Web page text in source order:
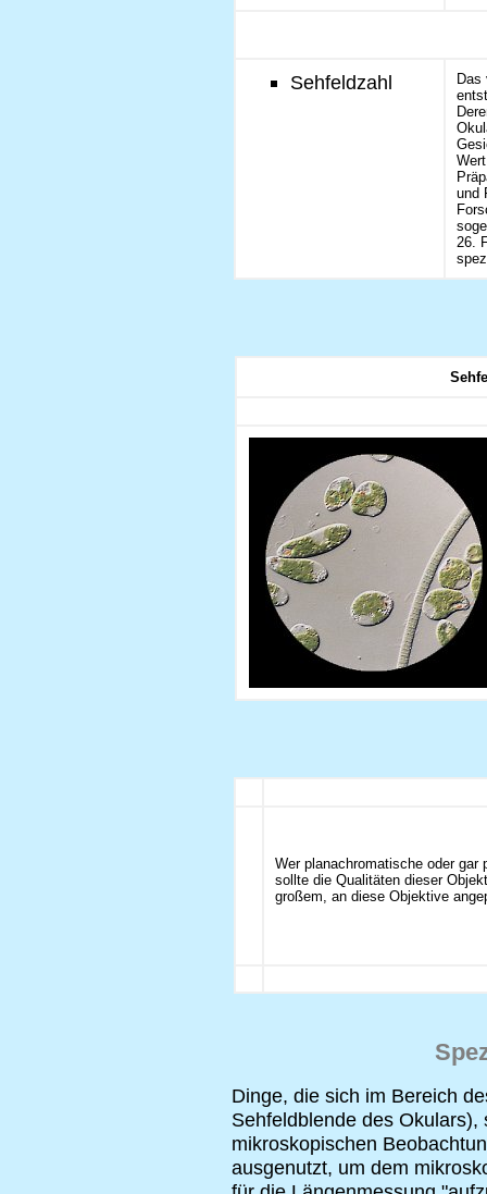
Sehfeldzahl
Das
und
26.
Wer planachromatische oder
sollte die Qualitäten dieser
großem, an diese Objektive
Dinge, die sich im Bereich
Sehfeldblende des
mikroskopischen
ausgenutzt, um dem